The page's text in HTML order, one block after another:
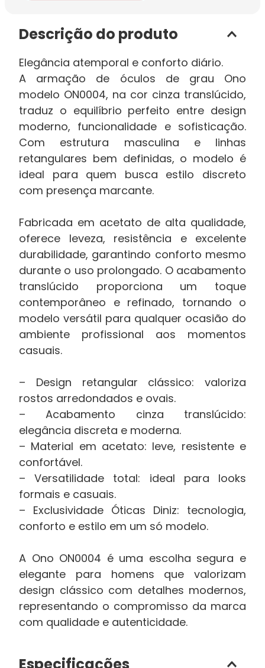
Descrição do produto
Elegância atemporal e conforto diário.
A armação de óculos de grau Ono
modelo ON0004, na cor cinza translúcido,
traduz o equilíbrio perfeito entre design
moderno, funcionalidade e sofisticação.
Com estrutura masculina e linhas
retangulares bem definidas, o modelo é
ideal para quem busca estilo discreto
com presença marcante.
Fabricada em acetato de alta qualidade,
oferece leveza, resistência e excelente
durabilidade, garantindo conforto mesmo
durante o uso prolongado. O acabamento
translúcido proporciona um toque
contemporâneo e refinado, tornando o
modelo versátil para qualquer ocasião do
ambiente profissional aos momentos
casuais.
– Design retangular clássico: valoriza
rostos arredondados e ovais.
– Acabamento cinza translúcido:
elegância discreta e moderna.
– Material em acetato: leve, resistente e
confortável.
– Versatilidade total: ideal para looks
formais e casuais.
– Exclusividade Óticas Diniz: tecnologia,
conforto e estilo em um só modelo.
A Ono ON0004 é uma escolha segura e
elegante para homens que valorizam
design clássico com detalhes modernos,
representando o compromisso da marca
com qualidade e autenticidade.